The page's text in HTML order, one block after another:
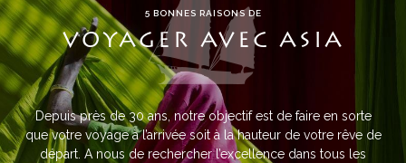
5 BONNES RAISONS DE
VOYAGER AVEC ASIA
Depuis près de 30 ans, notre objectif est de faire en sorte
que votre voyage à l’arrivée soit à la hauteur de votre rêve de
départ. A nous de rechercher l’excellence dans tous les